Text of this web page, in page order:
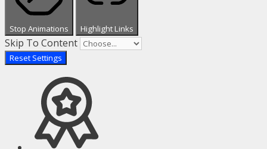
Stop Animations Highlight Links
Skip To Content
Reset Settings